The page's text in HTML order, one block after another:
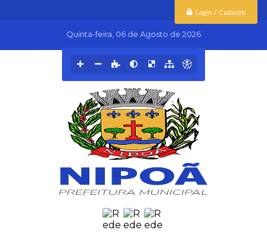
Login / Cadastro
Quinta-feira 06 de Agosto de 2026